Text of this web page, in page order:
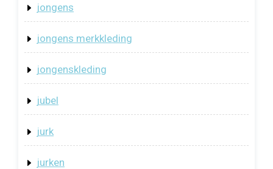
jongens
jongens merkkleding
jongenskleding
jubel
jurk
jurken